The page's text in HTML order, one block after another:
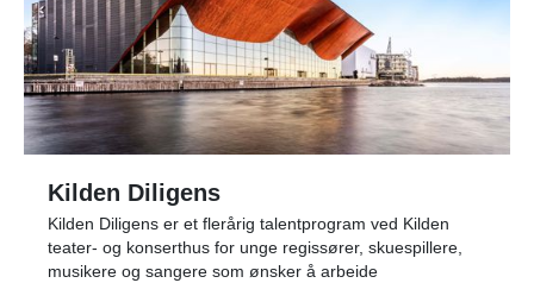
Kilden Diligens
Kilden Diligens er et flerårig talentprogram ved Kilden
teater- og konserthus for unge regissører, skuespillere,
musikere og sangere som ønsker å arbeide